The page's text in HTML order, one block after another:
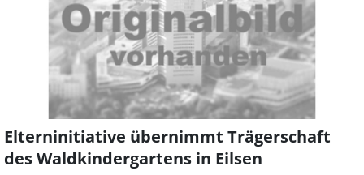
Elterninitiative übernimmt Trägerschaft
des Waldkindergartens in Eilsen